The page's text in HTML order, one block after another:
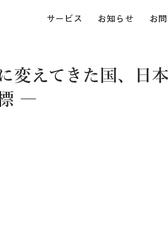
サービス お知らせ お
変えてきた国、日
―